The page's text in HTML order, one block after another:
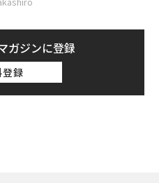
ガジンに登録
登録